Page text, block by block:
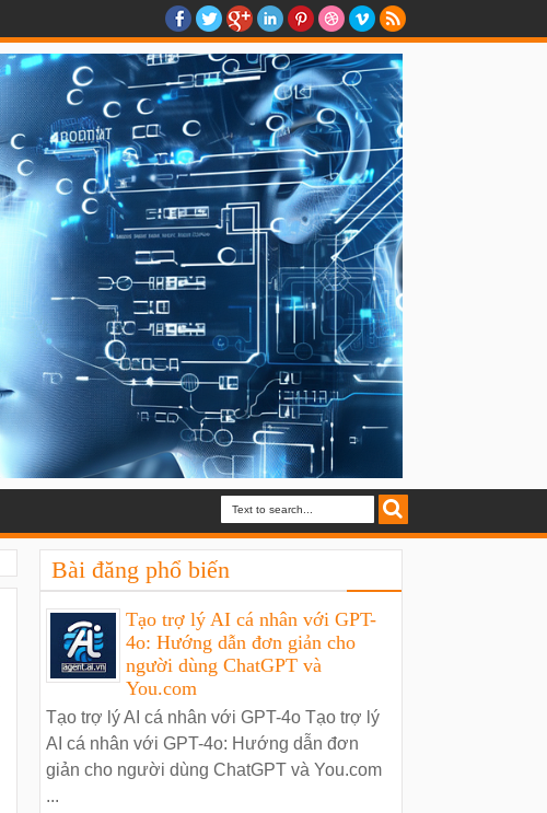
Bài đăng phổ biến
Tạo trợ lý AI cá nhân với GPT-
4o: Hướng dẫn đơn giản cho
người dùng ChatGPT và
You.com
Tạo trợ lý AI cá nhân với GPT-4o Tạo trợ lý
AI cá nhân với GPT-4o: Hướng dẫn đơn
giản cho người dùng ChatGPT và You.com
...